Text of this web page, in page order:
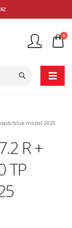
0
blue model 2025
R +
TP